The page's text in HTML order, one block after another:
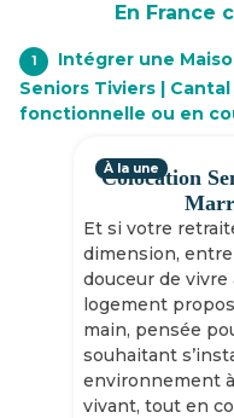
En France
1
Intégrer une
Seniors Tiviers |
fonctionnelle ou en
Colocation
Et si votre
dimension,
douceur de vivre
logement
main, pensée
souhaitant
environnement
vivant, tout en
À la une